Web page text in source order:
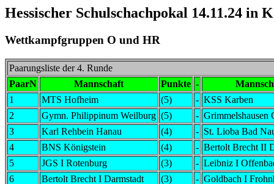
Hessischer Schulschachpokal 14.11.24 in
Wettkampfgruppen O und HR
Paarungsliste der 4. Runde
PaarN
Mannschaft Punkte -
1
MTS Hofheim (5) - KSS Karben
2
Gymn. Philippinum Weilburg (5) - Grimmelshausen
3
Karl Rehbein Hanau (4) - St. Lioba Bad
4
BNS Königstein (4) - Bertolt Brecht II
5
JGS I Rotenburg (3) - Leibniz I
6
Bertolt Brecht I Darmstadt (3) - Goldbach I